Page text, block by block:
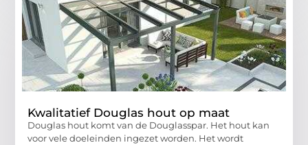
Kwalitatief Douglas hout op maat
Douglas hout komt van de Douglasspar. Het hout kan
voor vele doeleinden ingezet worden. Het wordt